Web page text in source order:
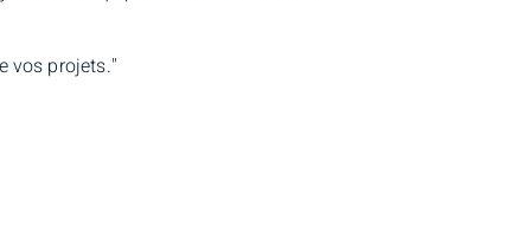
vos projets."